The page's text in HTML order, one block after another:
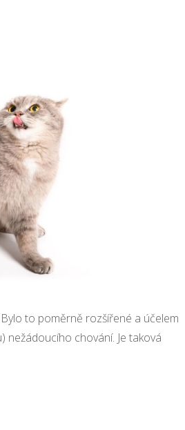
to poměrně rozšířené a účelem
chování. Je taková